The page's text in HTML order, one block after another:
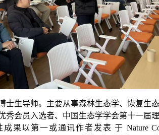
士生导师。主要从事森林生态学、恢复生
秀会员入选者、中国生态学学会第十一届
以第一或通讯作者发表 于 Nature